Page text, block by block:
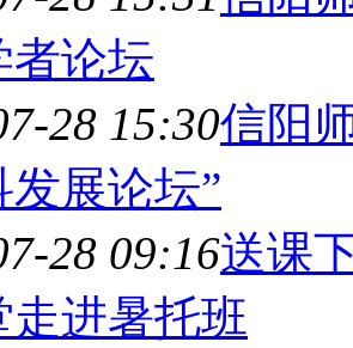
者论坛
28 15:30信阳
展论坛”
28 09:16送课
走进暑托班